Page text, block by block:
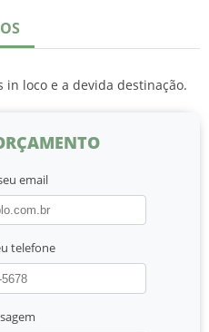
in loco e a devida destinação.
email
telefone